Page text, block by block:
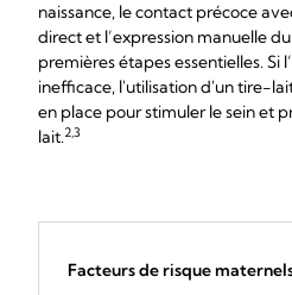
naissance, le contact précoce
direct et l’expression manuelle
premières étapes essentielles. Si
inefficace, l'utilisation d'un tire-
en place pour stimuler le sein et
lait.2,3
Facteurs de risque